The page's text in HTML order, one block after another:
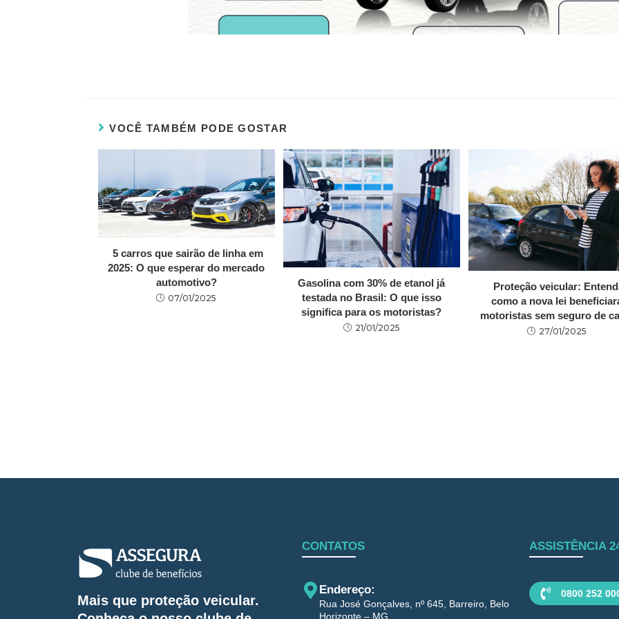
VOCÊ TAMBÉM PODE GOSTAR
5 carros que sairão de linha em
2025: O que esperar do mercado
automotivo?
07/01/2025
Gasolina com 30% de etanol já
testada no Brasil: O que isso
significa para os motoristas?
21/01/2025
Proteção veicular:
como a nova lei
motoristas sem seguro de
27/01/2025
Mais que proteção veicular.
CONTATOS
Endereço:
Rua José Gonçalves, nº 645, Barreiro, Belo
Horizonte – MG
ASSISTÊNCIA
0800 252